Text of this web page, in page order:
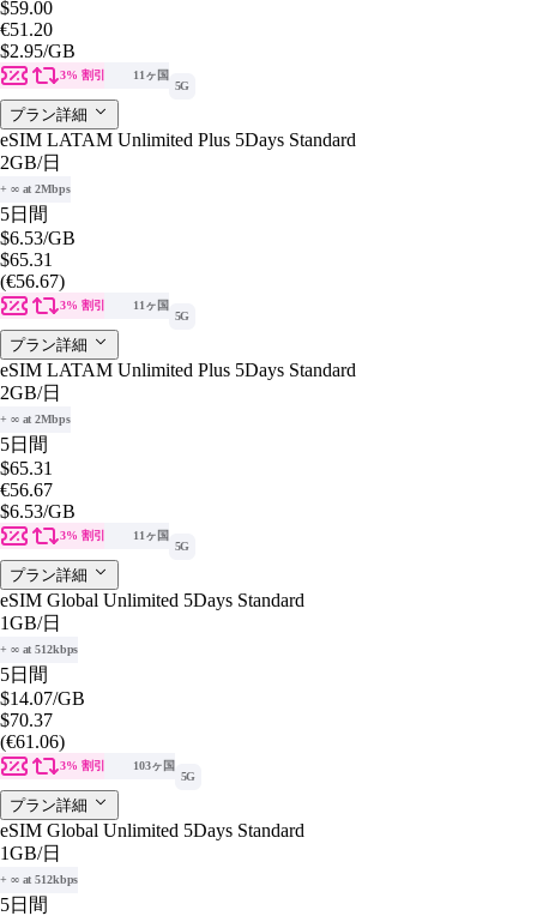
$59.00
€51.20
$2.95/GB
3% 割引
11ヶ国
5G
プラン詳細
eSIM LATAM Unlimited Plus 5Days Standard
2GB/日
+ ∞ at 2Mbps
5日間
$6.53/GB
$65.31
(€56.67)
3% 割引
11ヶ国
5G
プラン詳細
eSIM LATAM Unlimited Plus 5Days Standard
2GB/日
+ ∞ at 2Mbps
5日間
$65.31
€56.67
$6.53/GB
3% 割引
11ヶ国
5G
プラン詳細
eSIM Global Unlimited 5Days Standard
1GB/日
+ ∞ at 512kbps
5日間
$14.07/GB
$70.37
(€61.06)
3% 割引
103ヶ国
5G
プラン詳細
eSIM Global Unlimited 5Days Standard
1GB/日
+ ∞ at 512kbps
5日間